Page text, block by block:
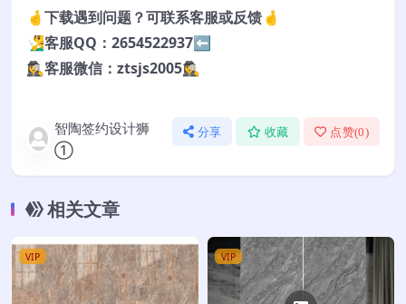
🤞下载遇到问题？可联系客服或反馈🤞
🧏‍♂️客服QQ：2654522937⬅️
🕵️‍♀️客服微信：ztsjs2005🕵️‍♀️
智陶签约设计狮
①
分享 收藏 点赞(0)
相关文章
VIP VIP